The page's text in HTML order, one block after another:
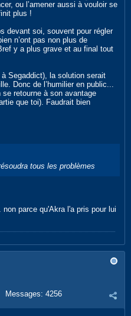
ou l’amener aussi à vouloir se
plus !
devant soi, souvent pour régler
n’ont pas non plus de
y a plus grave et au final tout
Segaddict), la solution serait
Donc de l’humilier en public...
se retourne à son avantage
que toi). Faudrait bien
tous les problèmes
parce qu'Akra l'a pris pour lui
Messages: 4256